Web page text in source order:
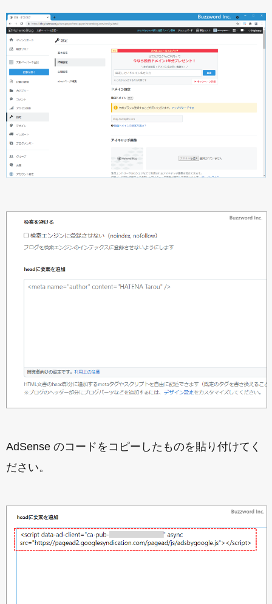
AdSense のコードをコピーしたものを貼り付けてく
ださい。